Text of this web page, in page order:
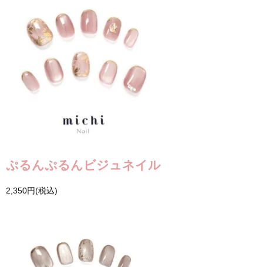
ぷるんぷるんビジュネイル
2,350円(税込)